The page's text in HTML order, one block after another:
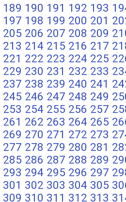
189 190 191 192 193
197 198 199 200 201
205 206 207 208 209
213 214 215 216 217
221 222 223 224 225
229 230 231 232 233
237 238 239 240 241
245 246 247 248 249
253 254 255 256 257
261 262 263 264 265
269 270 271 272 273
277 278 279 280 281
285 286 287 288 289
293 294 295 296 297
301 302 303 304 305
309 310 311 312 313